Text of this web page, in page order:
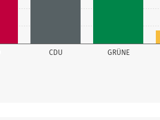
CDU GRÜNE